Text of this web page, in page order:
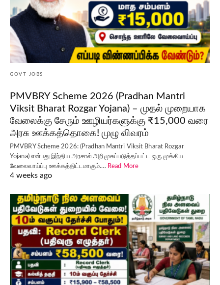
GOVT JOBS
PMVBRY Scheme 2026 (Pradhan Mantri
Viksit Bharat Rozgar Yojana) – முதல் முறையாக
வேலைக்கு சேரும் ஊழியர்களுக்கு ₹15,000 வரை
அரசு ஊக்கத்தொகை! முழு விவரம்
PMVBRY Scheme 2026: (Pradhan Mantri Viksit Bharat Rozgar
Yojana) என்பது இந்திய அரசால் அறிமுகப்படுத்தப்பட்ட ஒரு முக்கிய
வேலைவாய்ப்பு ஊக்கத்திட்டமாகும்.… Read More
4 weeks ago